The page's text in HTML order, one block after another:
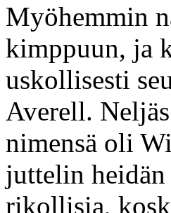
Myöhemmin
kimppuun, ja
uskollisesti
Averell.
nimensä oli
juttelin heidän
rikollisia,